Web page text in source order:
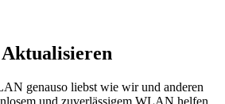
genauso liebst wie wir und anderen
und zuverlässigem WLAN helfen